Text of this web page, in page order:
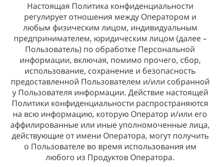
Настоящая Политика конфиденциальности
регулирует отношения между Оператором и
любым физическим лицом, индивидуальным
предпринимателем, юридическим лицом (далее –
Пользователь) по обработке Персональной
информации, включая, помимо прочего, сбор,
использование, сохранение и безопасность
предоставленной Пользователем и/или собранной
у Пользователя информации. Действие настоящей
Политики конфиденциальности распространяются
на всю информацию, которую Оператор и/или его
аффилированные или иные уполномоченные лица,
действующие от имени Оператора, могут получить
о Пользователе во время использования им
любого из Продуктов Оператора.